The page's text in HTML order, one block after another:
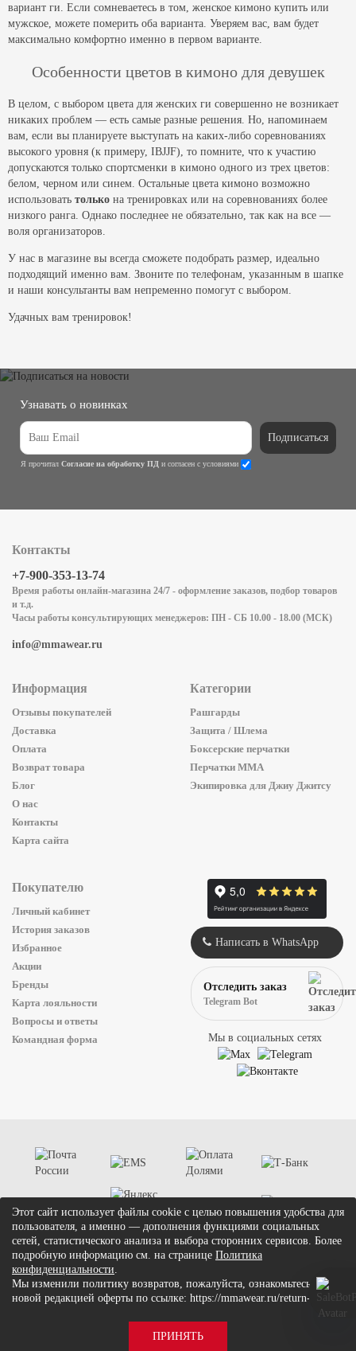
вариант ги. Если сомневаетесь в том, женское кимоно купить или
мужское, можете померить оба варианта. Уверяем вас, вам будет
максимально комфортно именно в первом варианте.
Особенности цветов в кимоно для девушек
В целом, с выбором цвета для женских ги совершенно не возникает
никаких проблем — есть самые разные решения. Но, напоминаем
вам, если вы планируете выступать на каких-либо соревнованиях
высокого уровня (к примеру, IBJJF), то помните, что к участию
допускаются только спортсменки в кимоно одного из трех цветов:
белом, черном или синем. Остальные цвета кимоно возможно
использовать только на тренировках или на соревнованиях более
низкого ранга. Однако последнее не обязательно, так как на все —
воля организаторов.
У нас в магазине вы всегда сможете подобрать размер, идеально
подходящий именно вам. Звоните по телефонам, указанным в шапке
и наши консультанты вам непременно помогут с выбором.
Удачных вам тренировок!
Узнавать о новинках
Подписаться
Я прочитал Согласие на обработку ПД и согласен с условиями
Контакты
+7-900-353-13-74
Время работы онлайн-магазина 24/7 - оформление заказов, подбор товаров
и т.д.
Часы работы консультирующих менеджеров: ПН - СБ 10.00 - 18.00 (МСК)
info@mmawear.ru
Информация
Отзывы покупателей
Доставка
Оплата
Возврат товара
Блог
О нас
Контакты
Карта сайта
Категории
Рашгарды
Защита / Шлема
Боксерские перчатки
Перчатки ММА
Экипировка для Джиу Джитсу
Покупателю
Личный кабинет
История заказов
Избранное
Акции
Бренды
Карта лояльности
Вопросы и ответы
Командная форма
Написать в WhatsApp
Отследить заказ
Telegram Bot
Мы в социальных сетях
© 2026 mmawear.ru. Все права защищены.
Политика конфиденциальности
Согласие на обработку ПД
Этот сайт использует файлы cookie с целью повышения удобства для
пользователя, а именно — дополнения функциями социальных
сетей, статистического анализа и выбора сторонних сервисов. Более
подробную информацию см. на странице Политика
конфиденциальности.
Мы изменили политику возвратов, пожалуйста, ознакомьтесь с
новой редакцией оферты по ссылке: https://mmawear.ru/return-add
ПРИНЯТЬ